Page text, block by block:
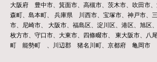
大阪府 豊中市、箕面市、高槻市、茨木市、吹田市
森町、島本町、
兵庫県 川西市、宝塚市、神戸市、
市、尼崎市、
大阪市、福島区、淀川区、港区、旭区
枚方市、守口市、大東市、四條畷市、
東大阪市、八
町 能勢町 、川辺郡 猪名川町、京都府 亀岡市